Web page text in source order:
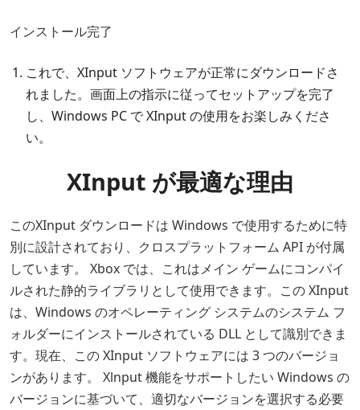
インストール完了
これで、XInput ソフトウェアが正常にダウンロードさ
れました。画面上の指示に従ってセットアップを完了
し、Windows PC で XInput の使用をお楽しみくださ
い。
XInput が最適な理由
このXInput ダウンロードは Windows で使用するために特
別に設計されており、クロスプラットフォーム API が付属
しています。 Xbox では、これはメイン ゲームにコンパイ
ルされた静的ライブラリとして使用できます。この XInput
は、Windows のオペレーティング システムのシステム フ
ォルダーにインストールされている DLL として識別できま
す。現在、この XInput ソフトウェアには 3 つのバージョ
ンがあります。 Xlnput 機能をサポートしたい Windows の
バージョンに基づいて、適切なバージョンを選択する必要